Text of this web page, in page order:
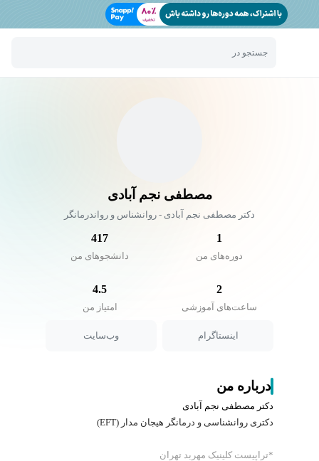
جستجو در
مصطفی نجم آبادی
دکتر مصطفی نجم آبادی - روانشناس و رواندرمانگر
1
دوره‌های من
417
دانشجو‌های من
2
ساعت‌های آموزشی
4.5
امتیاز من
اینستاگرام وب‌سایت
درباره من
دکتر مصطفی نجم آبادی
دکتری روانشناسی و درمانگر هیجان مدار (EFT)
*تراپیست کلینیک مهربد تهران